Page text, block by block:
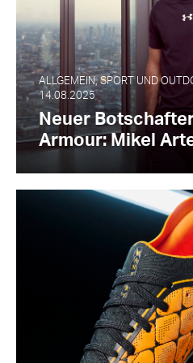
ALLGEMEIN, SPORT UND
14.08.2025
Neuer
Armour: Mikel